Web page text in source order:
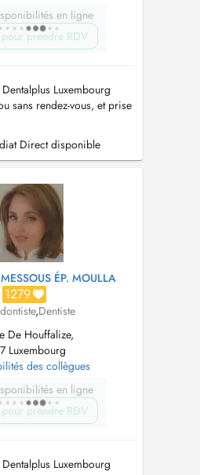
en ligne
prendre RDV
Luxembourg
sans rendez-vous, et prise
dentaires Adresse : 3
1737 Bouneweg-Süd,
: +352 27 52 18 25 E-
Direct disponible
ÉP. MOULLA
1279
,Dentiste
De Houffalize,
Luxembourg
des collègues
en ligne
prendre RDV
Luxembourg